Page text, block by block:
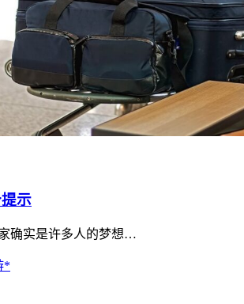
示
确实是许多人的梦想…
*